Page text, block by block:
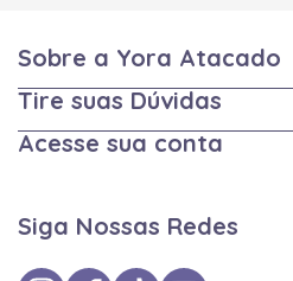
Sobre a Yora Atacado
Tire suas Dúvidas
Acesse sua conta
Siga Nossas Redes